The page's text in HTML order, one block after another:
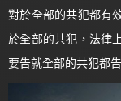
對於全部的共犯都有
於全部的共犯，法律
要告就全部的共犯都